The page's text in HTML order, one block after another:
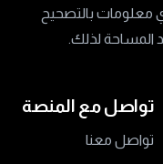
أي معلومات بالتصحيح
المساحة لذلك.
تواصل مع المنصة
تواصل معنا